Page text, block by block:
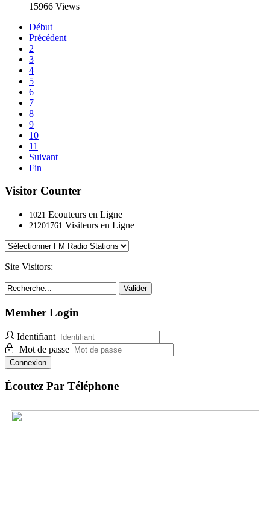
15966 Views
Début
Précédent
2
3
4
5
6
7
8
9
10
11
Suivant
Fin
Visitor Counter
1021 Ecouteurs en Ligne
21201761 Visiteurs en Ligne
Site Visitors:
Valider
Member Login
Identifiant
Mot de passe
Connexion
Écoutez Par Téléphone